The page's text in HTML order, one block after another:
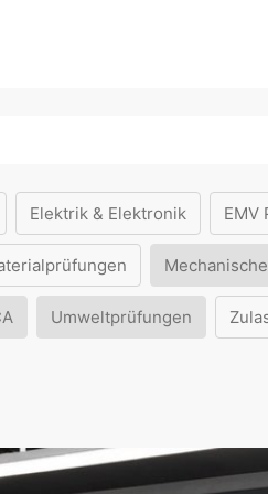
Elektrik & Elektronik EMV
Umweltprüfungen